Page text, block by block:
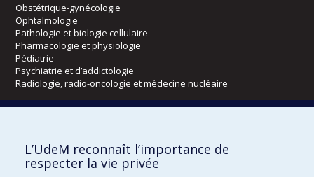
Obstétrique-gynécologie
Ophtalmologie
Pathologie et biologie cellulaire
Pharmacologie et physiologie
Pédiatrie
Psychiatrie et d’addictologie
Radiologie, radio-oncologie et médecine nucléaire
Kinésiologie et des sciences de l’activité physique
Orthophonie et audiologie
L’UdeM reconnaît l’importance de
respecter la vie privée